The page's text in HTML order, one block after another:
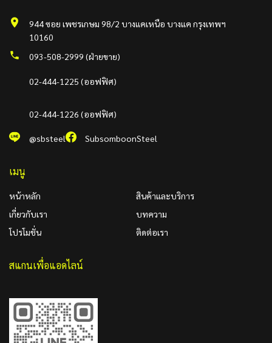
944 ซอย เพชรเกษม 98/2 บางแคเหนือ บางแค กรุงเทพฯ
10160
093-508-2999 (ฝ่ายขาย)
02-444-1225 (ออฟฟิศ)
02-444-1226 (ออฟฟิศ)
@sbsteel SubsomboonSteel
เมนู
หน้าหลัก
เกี่ยวกับเรา
โปรโมชั่น
สินค้าและบริการ
บทความ
ติดต่อเรา
สแกนเพื่อแอดไลน์